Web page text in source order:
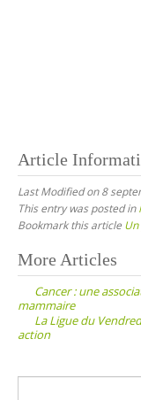
Article
Last Modified on 8
This entry was posted in
Bookmark this article
Post
navigation
More Articles
Cancer : une
mammaire
La Ligue du
action